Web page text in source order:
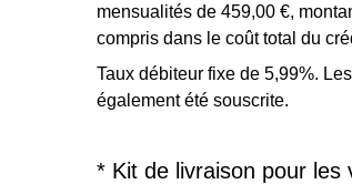
mensualités de 459,00 €,
compris dans le coût total du
Taux débiteur fixe de 5,99%.
également été souscrite.
* Kit de livraison pour les